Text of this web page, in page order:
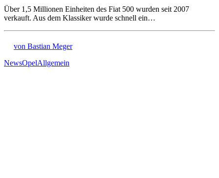
Über 1,5 Millionen Einheiten des Fiat 500 wurden seit 2007
verkauft. Aus dem Klassiker wurde schnell ein…
von Bastian Meger
NewsOpelAllgemein